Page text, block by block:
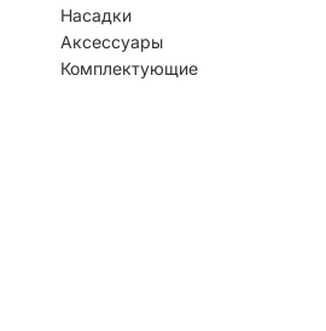
Насадки
Аксессуары
Комплектующие